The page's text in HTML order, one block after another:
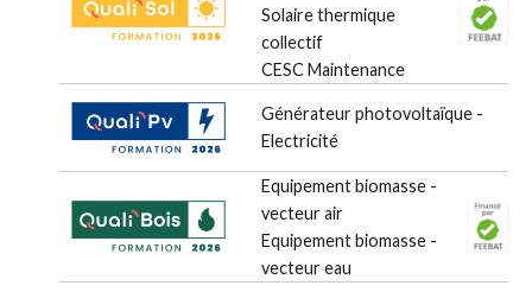
Solaire thermique
collectif
CESC Maintenance
Générateur photovoltaïque -
Electricité
Equipement biomasse -
vecteur air
Equipement biomasse -
vecteur eau